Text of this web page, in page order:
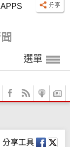
APPS
選單
分享工具